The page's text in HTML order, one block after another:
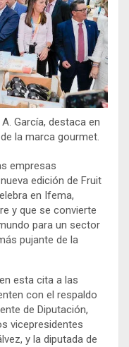
García, destaca en
la marca gourmet.
empresas
edición de Fruit
en Ifema,
y que se convierte
para un sector
pujante de la
esta cita a las
con el respaldo
de Diputación,
vicepresidentes
y la diputada de